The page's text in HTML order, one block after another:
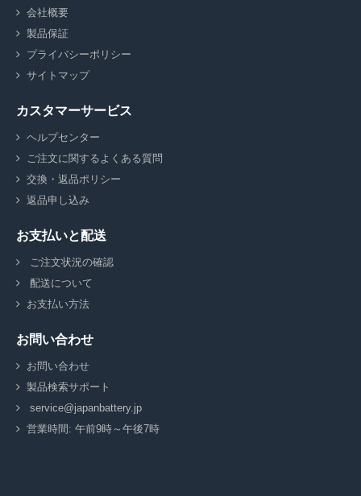
会社概要
製品保証
プライバシーポリシー
サイトマップ
カスタマーサービス
ヘルプセンター
ご注文に関するよくある質問
交換・返品ポリシー
返品申し込み
お支払いと配送
ご注文状況の確認
配送について
お支払い方法
お問い合わせ
お問い合わせ
製品検索サポート
service@japanbattery.jp
営業時間: 午前9時～午後7時